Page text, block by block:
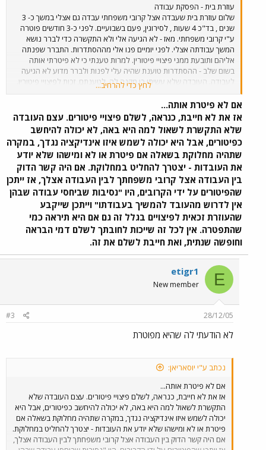
עוזרת בית - הפסקת עבודה
שלום עוזרת בית שעבדה אצל קרובי משפחתי עבדה גם אצלי במשך כ- 3
שנים , בד"כ 4 שעות , לסירוגין, פעם בשבועיים. לפני כ-3 חודשים פוטרה
ע"י קרובי משפחתי. מאז - לא הגיעה אלי ולא התקשרה כדי לברר נושא
המשך עבודתה אצלי. לפני יומיים פנו אלי מההסתדרות. התברר שפנתה
אליהם ותובעת ממני פיצויי פיטורין. למרות טענתי כי לא פיטרתי אותה
בשום שלב - ההסתדרות טוענת שהיה עלי לפנות ולברר מדוע לא הגיעה
לעבודה. העובדה שלא עשיתי כן מקנה לה, לטענתם, זכות לפיצויי פיטורין.
אודה לתשובתך האם אני חייבת בתשלום פיצויי פיטורין , ותשלומי הבראה
וחופשה שנתית ?תודה רבה
לחץ כדי להרחיב...
אם לא פיטרת אותה...
אז את לא חייבת, כנראה, לשלם פיצויי פיטורים. עצם העובדה
שלא התקשרת לשאול למה היא באה, לא יכולה להיחשב
כפיטורים, אבל היא יכולה לשמש איזו אינדיקציה נגדך, במקרה
שתהיה מחלוקת בשאלה אם פיטרת או לא ומישהו שלא יודע
את העובדות - יצטרך להחליט במחלוקת. אם היה קשר הדוק
בין העבודה אצל קרובי משפחתך לבין העבודה אצלך, אז ייתכן
שהפיטורים על ידי הקרובים, היו "נסיבות שביחסי עבודה שבהן
אין לדרוש מהעובד להמשיך בעבודתו" וייתכן שייקבע
שהעוזרת זכאית לפיצויים בגלל זה גם אם היא תיראה כמי
שהתפטרה. אין לכל זה שייכות לחובתך לשלם דמי הבראה
וחופשה שנתית, ואת חייבת לשלם את זה.
E
etigr1
New member
28/12/05
#3
לא הודעתי לה שהיא מפוטרת
נכתב ע"י יוסאריאן:
אם לא פיטרת אותה...
אז את לא חייבת, כנראה, לשלם פיצויי פיטורים. עצם העובדה שלא
התקשרת לשאול למה היא באה, לא יכולה להיחשב כפיטורים, אבל היא
יכולה לשמש איזו אינדיקציה נגדך, במקרה שתהיה מחלוקת בשאלה אם
פיטרת או לא ומישהו שלא יודע את העובדות - יצטרך להחליט במחלוקת.
אם היה קשר הדוק בין העבודה אצל קרובי משפחתך לבין העבודה אצלך,